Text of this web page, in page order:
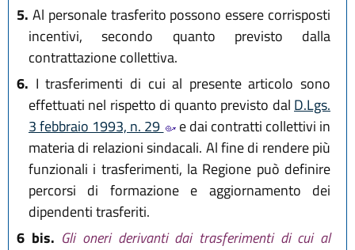
5. Al personale trasferito possono essere corrisposti
incentivi, secondo quanto previsto dalla
contrattazione collettiva.
6. I trasferimenti di cui al presente articolo sono
effettuati nel rispetto di quanto previsto dal D.Lgs.
3 febbraio 1993, n. 29
e dai contratti collettivi in
materia di relazioni sindacali. Al fine di rendere più
funzionali i trasferimenti, la Regione può definire
percorsi di formazione e aggiornamento dei
dipendenti trasferiti.
6 bis. Gli oneri derivanti dai trasferimenti di cui al